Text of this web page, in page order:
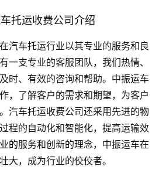
托运收费公司介绍
汽车托运行业以其专业的服务和良
一支专业的客服团队，我们热情、
时、有效的咨询和帮助。中振运车
，了解客户的需求和期望，为客户
汽车托运收费公司还采用先进的物
程的自动化和智能化，提高运输效
的服务和创新的理念，中振运车在
大，成为行业的佼佼者。